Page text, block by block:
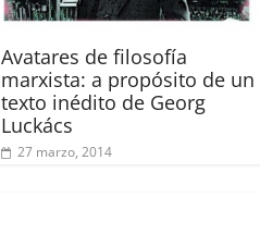
Avatares de filosofía
marxista: a propósito de un
texto inédito de Georg
Luckács
27 marzo, 2014